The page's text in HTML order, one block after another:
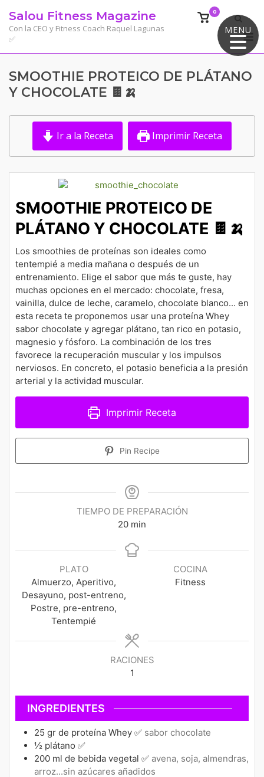
MENU
contenido
Salou Fitness Magazine
Con la CEO y Fitness Coach Raquel Lagunas
✅
Ver
carrito
de
0
SMOOTHIE PROTEICO DE PLÁTANO
Y CHOCOLATE 🍫🍌
Ir a la Receta Imprimir Receta
SMOOTHIE PROTEICO DE
PLÁTANO Y CHOCOLATE 🍫🍌
Los smoothies de proteínas son ideales como
tentempié a media mañana o después de un
entrenamiento. Elige el sabor que más te guste, hay
muchas opciones en el mercado: chocolate, fresa,
vainilla, dulce de leche, caramelo, chocolate blanco... en
esta receta te proponemos usar una proteína Whey
sabor chocolate y agregar plátano, tan rico en potasio,
magnesio y fósforo. La combinación de los tres
favorece la recuperación muscular y los impulsos
nerviosos. En concreto, el potasio beneficia a la presión
arterial y la actividad muscular.
Imprimir Receta
Pin Recipe
TIEMPO DE PREPARACIÓN
20minutos
min
PLATO
Almuerzo, Aperitivo,
Desayuno, post-entreno,
Postre, pre-entreno,
Tentempié
COCINA
Fitness
RACIONES
1
INGREDIENTES
25 gr de proteína Whey ✅ sabor chocolate
½ plátano ✅
200 ml de bebida vegetal ✅ avena, soja, almendras,
arroz...sin azúcares añadidos